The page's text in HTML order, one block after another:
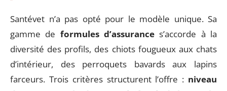
Santévet n’a pas opté pour le modèle unique. Sa
gamme de formules d’assurance s’accorde à la
diversité des profils, des chiots fougueux aux chats
d’intérieur, des perroquets bavards aux lapins
farceurs. Trois critères structurent l’offre : niveau